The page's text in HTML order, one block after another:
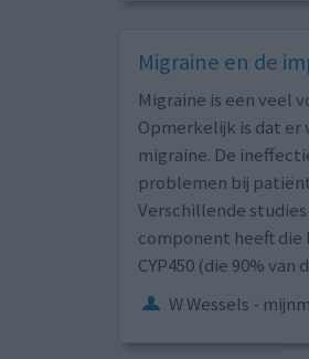
Migraine en de
Migraine is een veel
Opmerkelijk is dat
migraine. De
problemen bij
Verschillende
component heeft
CYP450 (die 90%
W Wessels -